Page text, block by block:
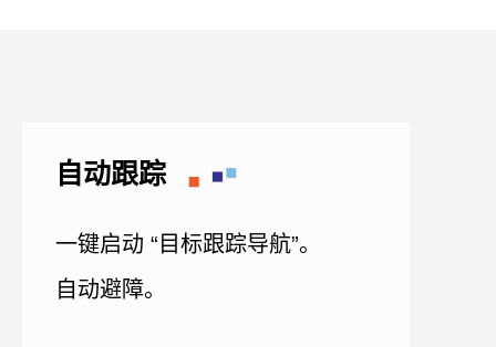
自动跟踪
一键启动 “目标跟踪导航”。
自动避障。